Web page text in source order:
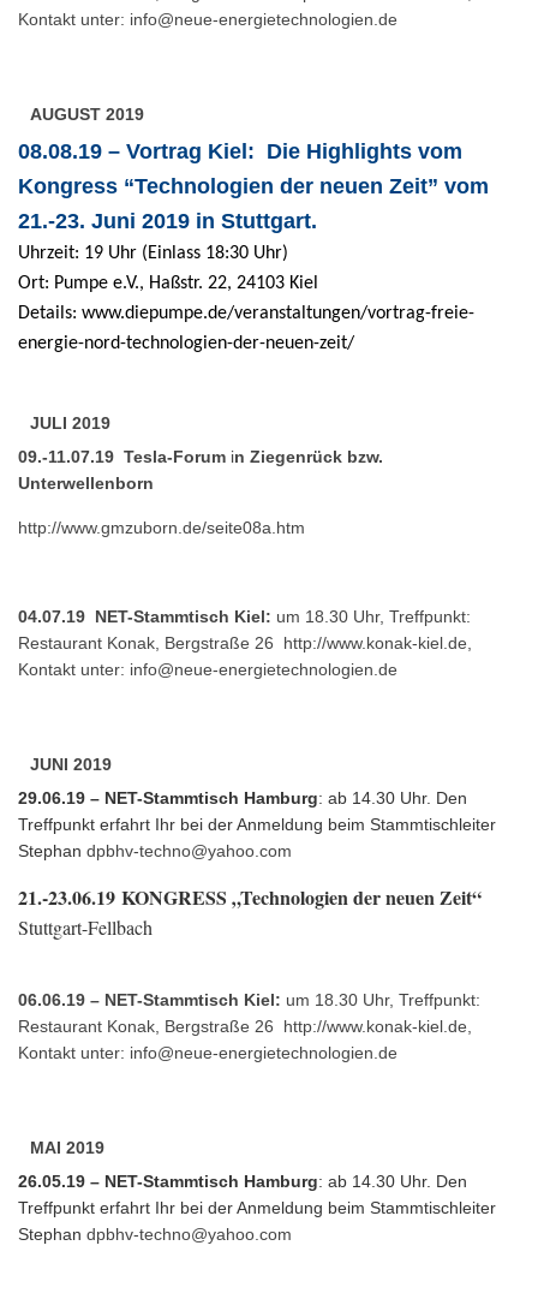
Kontakt unter: info@neue-energietechnologien.de
AUGUST 2019
08.08.19 – Vortrag Kiel: Die Highlights vom
Kongress “Technologien der neuen Zeit” vom
21.-23. Juni 2019 in Stuttgart.
Uhrzeit: 19 Uhr (Einlass 18:30 Uhr)
Ort: Pumpe e.V., Haßstr. 22, 24103 Kiel
Details: www.diepumpe.de/veranstaltungen/vortrag-freie-
energie-nord-technologien-der-neuen-zeit/
JULI 2019
09.-11.07.19 Tesla-Forum in Ziegenrück bzw.
Unterwellenborn
http://www.gmzuborn.de/seite08a.htm
04.07.19 NET-Stammtisch Kiel: um 18.30 Uhr, Treffpunkt:
Restaurant Konak, Bergstraße 26 http://www.konak-kiel.de
Kontakt unter: info@neue-energietechnologien.de
JUNI 2019
29.06.19 – NET-Stammtisch Hamburg: ab 14.30 Uhr. Den
Treffpunkt erfahrt Ihr bei der Anmeldung beim Stammtischleiter
Stephan dpbhv-techno@yahoo.com
21.-23.06.19 KONGRESS „Technologien der neuen Zeit“
Stuttgart-Fellbach
06.06.19 – NET-Stammtisch Kiel: um 18.30 Uhr, Treffpunkt:
Restaurant Konak, Bergstraße 26 http://www.konak-kiel.de
Kontakt unter: info@neue-energietechnologien.de
MAI 2019
26.05.19 – NET-Stammtisch Hamburg: ab 14.30 Uhr. Den
Treffpunkt erfahrt Ihr bei der Anmeldung beim Stammtischleiter
Stephan dpbhv-techno@yahoo.com